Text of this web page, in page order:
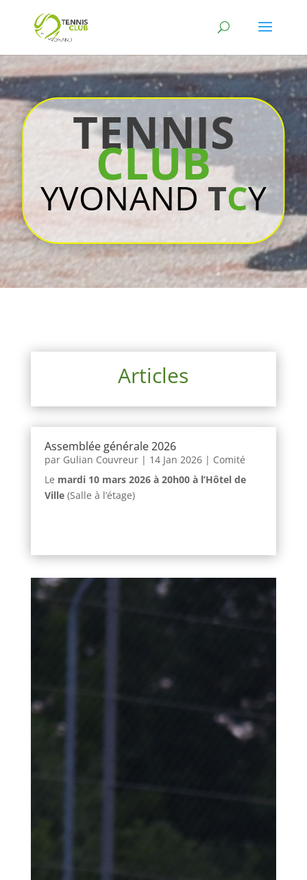
TENNIS
CLUB
YVONAND TCY
Articles
Assemblée générale 2026
par Gulian Couvreur| 14 Jan 2026| Comité
Le mardi 10 mars 2026 à 20h00 à l’Hôtel de
Ville(Salle à l’étage)